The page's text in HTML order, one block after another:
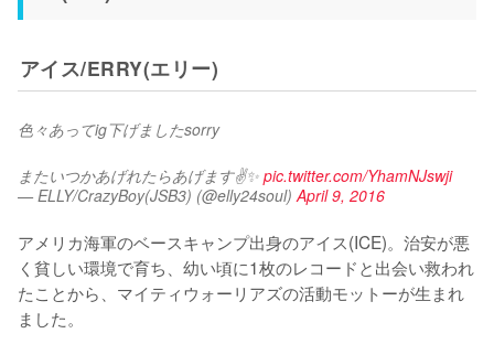
アイス/ERRY(エリー)
色々あってig下げましたsorry
またいつかあげれたらあげます✌️✨ pic.twitter.com/YhamNJswji
— ELLY/CrazyBoy(JSB3) (@elly24soul)April 9, 2016
アメリカ海軍のベースキャンプ出身のアイス(ICE)。治安が悪
く貧しい環境で育ち、幼い頃に1枚のレコードと出会い救われ
たことから、マイティウォーリアズの活動モットーが生まれ
ました。